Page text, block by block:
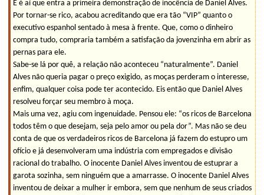
E é aí que entra a primeira demonstração de inocência de Daniel Alves.
Por tornar-se rico, acabou acreditando que era tão “VIP” quanto o
executivo espanhol sentado à mesa à frente. Que, como o dinheiro
compra tudo, compraria também a satisfação da jovenzinha em abrir as
pernas para ele.
Sabe-se lá por quê, a relação não aconteceu “naturalmente”. Daniel
Alves não queria pagar o preço exigido, as moças perderam o interesse,
enfim, qualquer coisa pode ter acontecido. Eis então que Daniel Alves
resolveu forçar seu membro à moça.
Mais uma vez, agiu com ingenuidade. Pensou ele: “os ricos de Barcelona
todos têm o que desejam, seja pelo amor ou pela dor”. Mas não se deu
conta de que os verdadeiros ricos de Barcelona já fazem do estupro um
ofício e já desenvolveram uma indústria com empregados e divisão
racional do trabalho. O inocente Daniel Alves inventou de estuprar a
garota sozinha, sem ninguém que a amarrasse. O inocente Daniel Alves
inventou de deixar a mulher ir embora, sem que nenhum de seus criados